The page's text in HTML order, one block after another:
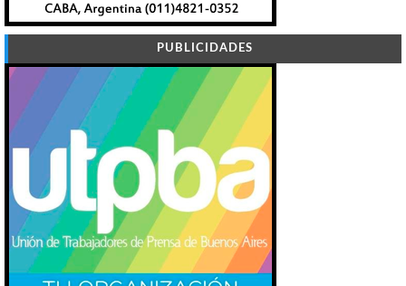
PUBLICIDADES